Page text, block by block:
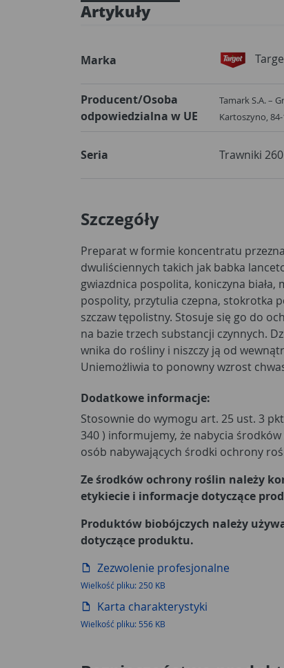
Artykuły
Marka
Producent/Osoba
odpowiedzialna w UE
Tamark S.A. –
Kartoszyno,
Seria Trawniki
Szczegóły
Preparat w formie koncentratu
dwuliściennych takich jak babka
gwiazdnica pospolita, koniczyna biała,
pospolity, przytulia czepna, stokrotka
szczaw tępolistny. Stosuje się go do ochrony trawnika. Środek powstał
na bazie trzech substancji czynnych.
wnika do rośliny i niszczy ją od
Uniemożliwia to ponowny wzrost
podziemną. Pierwsze objawy
dniach. Preparat jest w pełni bezpieczny
uszczerbków na zdrowiu i kondycji darni.
stosowania przy użyciu opryskiwacza.
ilość preparatu wlać do zbiornika, częściowo uzupełnionego wodą.
Dopełnić wodą. Dokładnie
stosować preparat w okresie
Dodatkowe informacje:
Stosownie do wymogu art. 25 ust. 3
340 ) informujemy, że nabycia
osób nabywających środki ochrony
Ze środków ochrony roślin należy
etykiecie i informacje dotyczące
Produktów biobójczych należy
dotyczące produktu.
Zezwolenie profesjonalne
Wielkość pliku: 250 KB
Karta charakterystyki
Wielkość pliku: 556 KB